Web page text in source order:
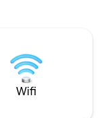
kilometer van
de Dordogne.
dorpen van
tuinen.
Wifi